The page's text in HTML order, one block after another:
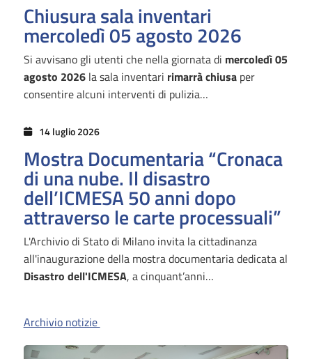
Chiusura sala inventari
mercoledì 05 agosto 2026
Si avvisano gli utenti che nella giornata di mercoledì 05
agosto 2026 la sala inventari rimarrà chiusa per
consentire alcuni interventi di pulizia…
14 luglio 2026
Mostra Documentaria “Cronaca
di una nube. Il disastro
dell’ICMESA 50 anni dopo
attraverso le carte processuali”
L'Archivio di Stato di Milano invita la cittadinanza
all'inaugurazione della mostra documentaria dedicata al
Disastro dell'ICMESA, a cinquant’anni…
Archivio notizie